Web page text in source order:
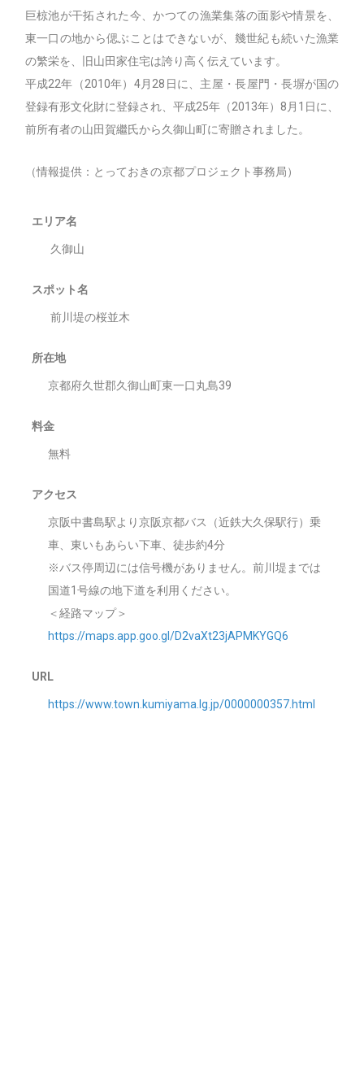
巨椋池が干拓された今、かつての漁業集落の面影や情景を、
東一口の地から偲ぶことはできないが、幾世紀も続いた漁業
の繁栄を、旧山田家住宅は誇り高く伝えています。
平成22年（2010年）4月28日に、主屋・長屋門・長塀が国の
登録有形文化財に登録され、平成25年（2013年）8月1日に、
前所有者の山田賀繼氏から久御山町に寄贈されました。
（情報提供：とっておきの京都プロジェクト事務局）
エリア名
久御山
スポット名
前川堤の桜並木
所在地
京都府久世郡久御山町東一口丸島39
料金
無料
アクセス
京阪中書島駅より京阪京都バス（近鉄大久保駅行）乗
車、東いもあらい下車、徒歩約4分
※バス停周辺には信号機がありません。前川堤までは
国道1号線の地下道を利用ください。
＜経路マップ＞
https://maps.app.goo.gl/D2vaXt23jAPMKYGQ6
URL
https://www.town.kumiyama.lg.jp/0000000357.html